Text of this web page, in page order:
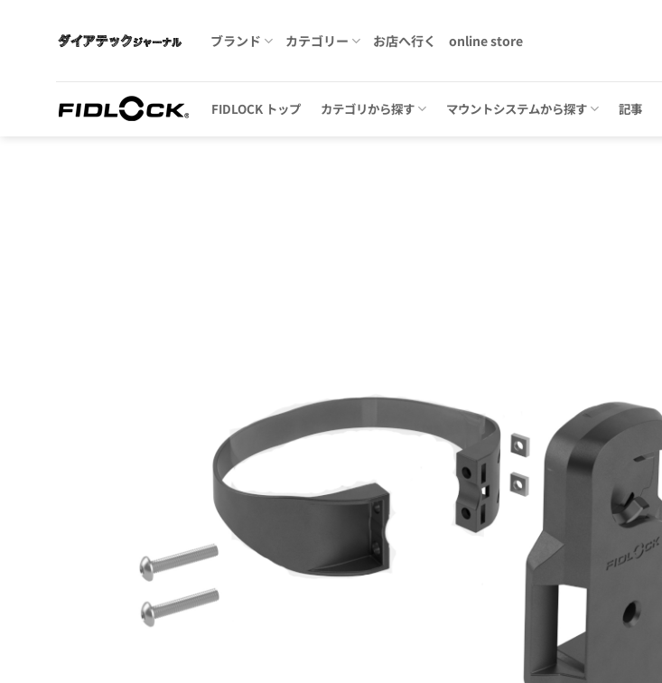
ブランド カテゴリー お店へ行く online store
FIDLOCK トップ カテゴリから探す マウントシステムから探す 記事